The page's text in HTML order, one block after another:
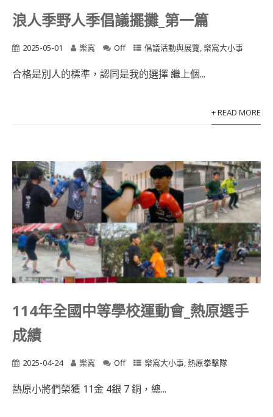
浪人季野人季倡議擺攤_第一篇
2025-05-01 樂窩 Off 倡議活動與展覽,樂窩大小事
合格是別人的標準，認同是我的選擇 繼上個...
+ READ MORE
114年全國中等學校運動會_熱原選手
成績
2025-04-24 樂窩 Off 樂窩大小事,熱原拳擊隊
熱原小將們榮獲 11金 4銀 7 銅，總...